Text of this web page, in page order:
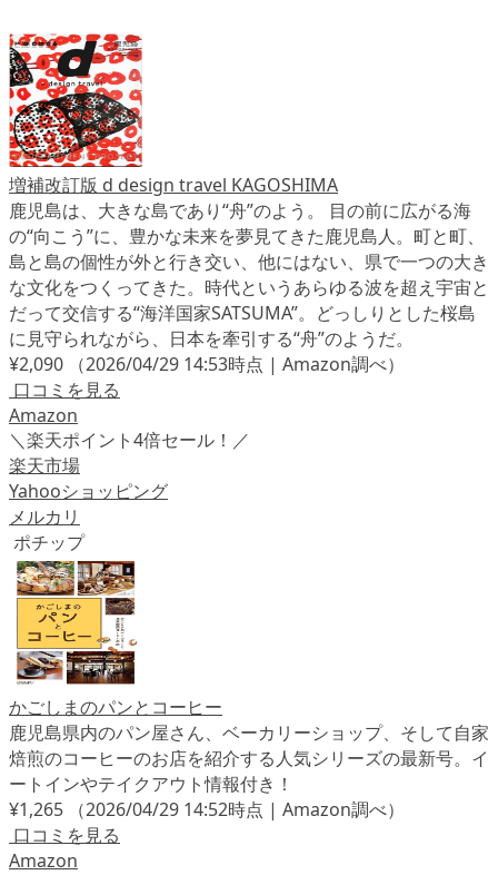
増補改訂版 d design travel KAGOSHIMA
鹿児島は、大きな島であり“舟”のよう。 目の前に広がる海
の“向こう”に、豊かな未来を夢見てきた鹿児島人。町と町、
島と島の個性が外と行き交い、他にはない、県で一つの大き
な文化をつくってきた。時代というあらゆる波を超え宇宙と
だって交信する“海洋国家SATSUMA”。どっしりとした桜島
に見守られながら、日本を牽引する“舟”のようだ。
¥2,090
（2026/04/29 14:53時点 | Amazon調べ）
口コミを見る
Amazon
＼楽天ポイント4倍セール！／
楽天市場
Yahooショッピング
メルカリ
ポチップ
かごしまのパンとコーヒー
鹿児島県内のパン屋さん、ベーカリーショップ、そして自家
焙煎のコーヒーのお店を紹介する人気シリーズの最新号。イ
ートインやテイクアウト情報付き！
¥1,265
（2026/04/29 14:52時点 | Amazon調べ）
口コミを見る
Amazon